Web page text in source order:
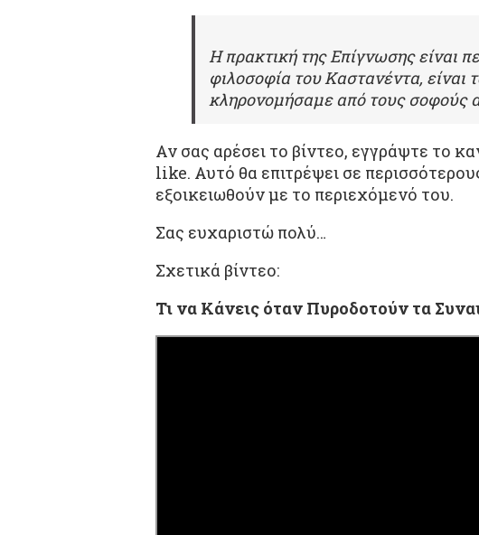
Η πρακτική της Επίγνωσης είναι
φιλοσοφία του Καστανέντα, είναι
κληρονομήσαμε από τους σοφούς
Αν σας αρέσει το βίντεο, εγγράψτε το
like. Αυτό θα επιτρέψει σε
εξοικειωθούν με το περιεχόμενό του.
Σας ευχαριστώ πολύ…
Σχετικά βίντεο:
Τι να Κάνεις όταν Πυροδοτούν τα